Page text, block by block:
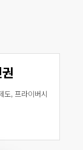
도, 프라이버시